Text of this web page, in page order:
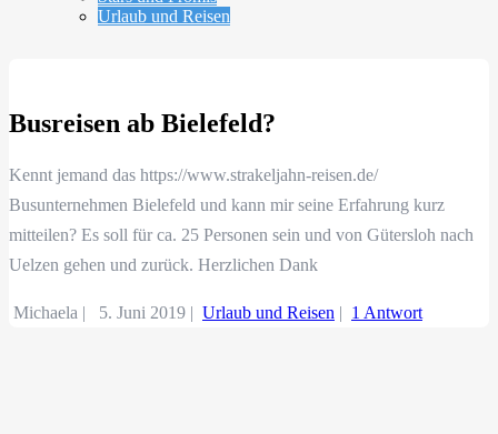
Urlaub und Reisen
Busreisen ab Bielefeld?
Kennt jemand das https://www.strakeljahn-reisen.de/
Busunternehmen Bielefeld und kann mir seine Erfahrung kurz
mitteilen? Es soll für ca. 25 Personen sein und von Gütersloh nach
Uelzen gehen und zurück. Herzlichen Dank
Michaela | 5. Juni 2019 | Urlaub und Reisen | 1 Antwort